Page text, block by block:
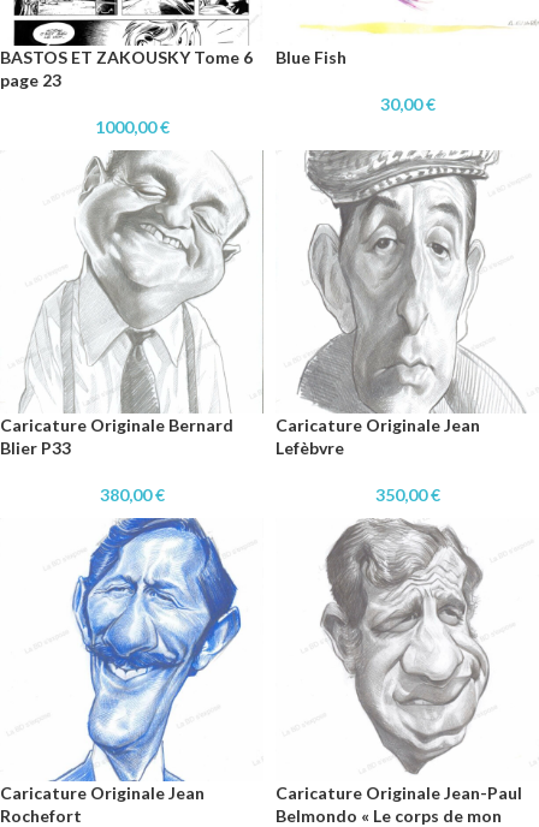
BASTOS ET ZAKOUSKY Tome 6
page 23
1000,00€
Blue Fish
30,00€
Caricature Originale Bernard
Blier P33
380,00€
Caricature Originale Jean
Lefèbvre
350,00€
Caricature Originale Jean
Rochefort
Caricature Originale Jean-Paul
Belmondo « Le corps de mon